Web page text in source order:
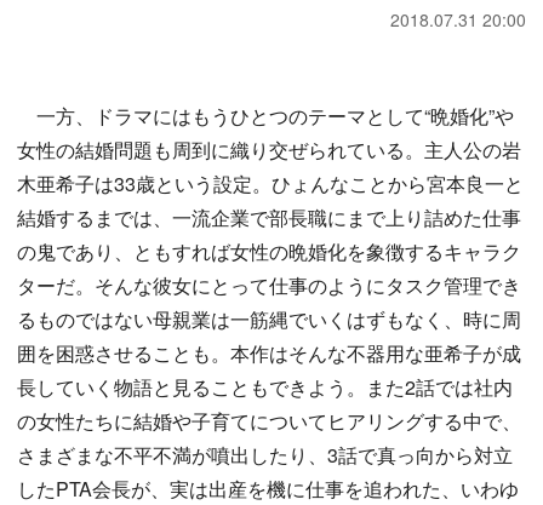
2018.07.31 20:00
一方、ドラマにはもうひとつのテーマとして“晩婚化”や
女性の結婚問題も周到に織り交ぜられている。主人公の岩
木亜希子は33歳という設定。ひょんなことから宮本良一と
結婚するまでは、一流企業で部長職にまで上り詰めた仕事
の鬼であり、ともすれば女性の晩婚化を象徴するキャラク
ターだ。そんな彼女にとって仕事のようにタスク管理でき
るものではない母親業は一筋縄でいくはずもなく、時に周
囲を困惑させることも。本作はそんな不器用な亜希子が成
長していく物語と見ることもできよう。また2話では社内
の女性たちに結婚や子育てについてヒアリングする中で、
さまざまな不平不満が噴出したり、3話で真っ向から対立
したPTA会長が、実は出産を機に仕事を追われた、いわゆ